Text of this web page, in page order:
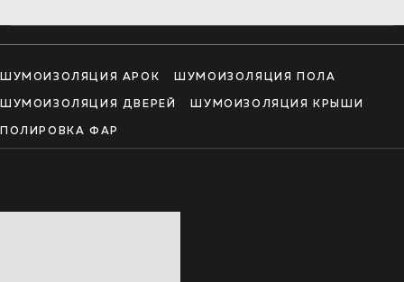
ШУМОИЗОЛЯЦИЯ АРОК ШУМОИЗОЛЯЦИЯ ПОЛА
ШУМОИЗОЛЯЦИЯ ДВЕРЕЙ ШУМОИЗОЛЯЦИЯ КРЫШИ
ПОЛИРОВКА ФАР